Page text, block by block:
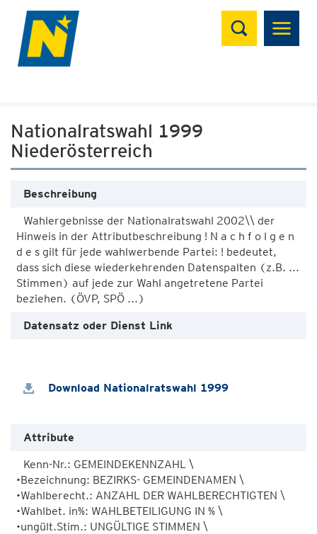
Suchen
Nationalratswahl 1999
Niederösterreich
Beschreibung
Wahlergebnisse der Nationalratswahl 2002\\ der
Hinweis in der Attributbeschreibung ! N a c h f o l g e n
d e s gilt für jede wahlwerbende Partei: ! bedeutet,
dass sich diese wiederkehrenden Datenspalten (z.B. ...
Stimmen) auf jede zur Wahl angetretene Partei
beziehen. (ÖVP, SPÖ ...)
Datensatz oder Dienst Link
Download Nationalratswahl 1999
Attribute
Kenn-Nr.: GEMEINDEKENNZAHL \
•Bezeichnung: BEZIRKS- GEMEINDENAMEN \
•Wahlberecht.: ANZAHL DER WAHLBERECHTIGTEN \
•Wahlbet. in%: WAHLBETEILIGUNG IN % \
•ungült.Stim.: UNGÜLTIGE STIMMEN \